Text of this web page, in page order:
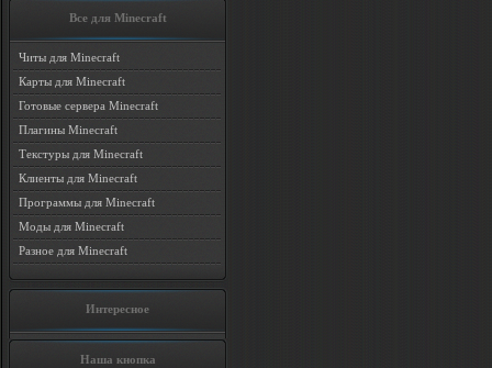
Все для Minecraft
Читы для Minecraft
Карты для Minecraft
Готовые сервера Minecraft
Плагины Minecraft
Текстуры для Minecraft
Клиенты для Minecraft
Программы для Minecraft
Моды для Minecraft
Разное для Minecraft
Интересное
Наша кнопка